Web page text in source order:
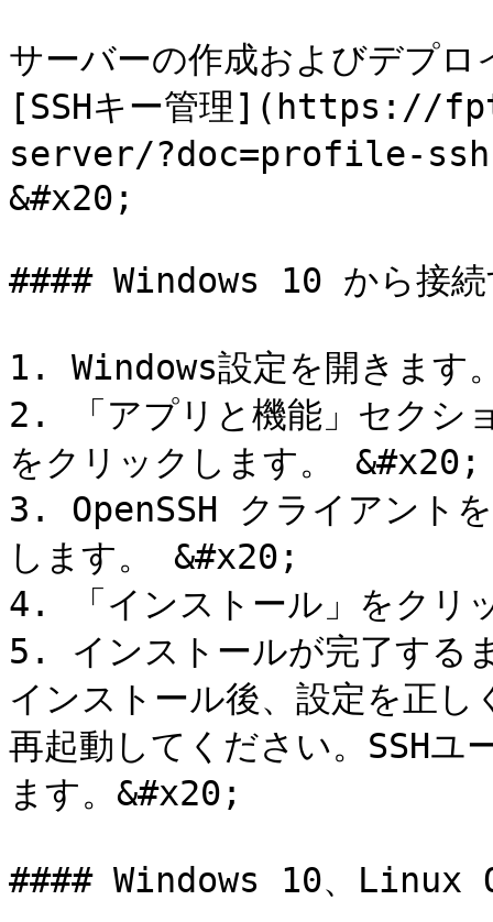
サーバーの作成およびデプロ
[SSHキー管理](https://
server/?doc=profile-ssh-
&#x20;
#### Windows 10 から接続
1. Windows設定を開きます
2. 「アプリと機能」セクシ
をクリックします。 &#x20;
3. OpenSSH クライアント
します。 &#x20;
4. 「インストール」をクリ
5. インストールが完了する
インストール後、設定を正
再起動してください。SSHユ
ます。&#x20;
#### Windows 10、Linux